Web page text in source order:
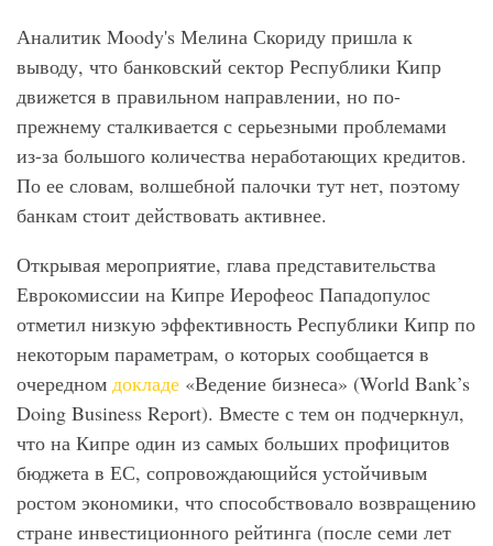
Аналитик Moody's Мелина Скориду пришла к
выводу, что банковский сектор Республики Кипр
движется в правильном направлении, но по-
прежнему сталкивается с серьезными проблемами
из-за большого количества неработающих кредитов.
По ее словам, волшебной палочки тут нет, поэтому
банкам стоит действовать активнее.
Открывая мероприятие, глава представительства
Еврокомиссии на Кипре Иерофеос Пападопулос
отметил низкую эффективность Республики Кипр по
некоторым параметрам, о которых сообщается в
очередном докладе «Ведение бизнеса» (World Bank’s
Doing Business Report). Вместе с тем он подчеркнул,
что на Кипре один из самых больших профицитов
бюджета в ЕС, сопровождающийся устойчивым
ростом экономики, что способствовало возвращению
стране инвестиционного рейтинга (после семи лет